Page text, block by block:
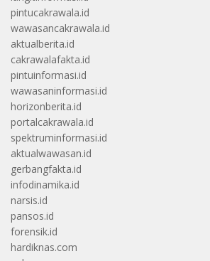
pintucakrawala.id
wawasancakrawala.id
aktualberita.id
cakrawalafakta.id
pintuinformasi.id
wawasaninformasi.id
horizonberita.id
portalcakrawala.id
spektruminformasi.id
aktualwawasan.id
gerbangfakta.id
infodinamika.id
narsis.id
pansos.id
forensik.id
hardiknas.com